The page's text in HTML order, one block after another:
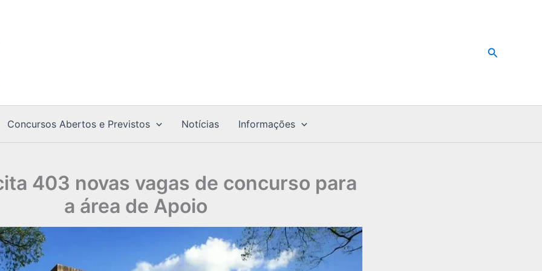
Pesquisar
Concursos Abertos e Previstos Notícias Informações
403 novas vagas de concurso para
a área de Apoio